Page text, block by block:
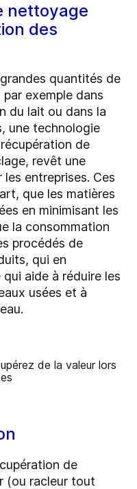
nettoyage
des
quantités de
exemple dans
du lait ou dans la
une technologie
de
revêt une
entreprises. Ces
que les matières
en minimisant les
la consommation
procédés de
qui en
aide à réduire les
usées et à
de
(ou racleur tout